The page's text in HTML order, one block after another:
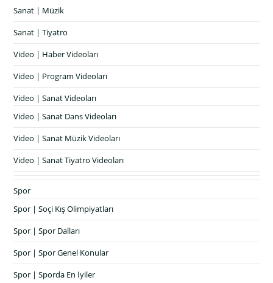
Sanat | Müzik
Sanat | Tiyatro
Video | Haber Videoları
Video | Program Videoları
Video | Sanat Videoları
Video | Sanat Dans Videoları
Video | Sanat Müzik Videoları
Video | Sanat Tiyatro Videoları
Spor
Spor | Soçi Kış Olimpiyatları
Spor | Spor Dalları
Spor | Spor Genel Konular
Spor | Sporda En İyiler